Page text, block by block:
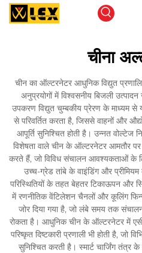
चीना
चीन का ऑल्टरनेटर आधुनिक विद्युत
अनुप्रयोगों में विश्वसनीय बिजली
उपकरण विद्युत चुम्बकीय प्रेरण के माध्यम से
से परिवर्तित करता है, जिससे वाहनों और
आपूर्ति सुनिश्चित होती है। उन्नत वोल्टेज
विशेषता वाले चीन के ऑल्टरनेटर आमतौर
करते हैं, जो विविध संचालन आवश्यकताओं के
उच्च-ग्रेड तांबे के वाइंडिंग और प्रीमियम
परिस्थितियों के तहत बेहतर टिकाऊपन और
में रणनीतिक वेंटिलेशन चैनलों और कूलिंग
जोर दिया गया है, जो लंबे समय तक
रोकता है। आधुनिक चीन के ऑल्टरनेटर में एसी
परिष्कृत दिष्टकारी प्रणाली भी होती है, जो
सुनिश्चित करती है। स्मार्ट चार्जिंग